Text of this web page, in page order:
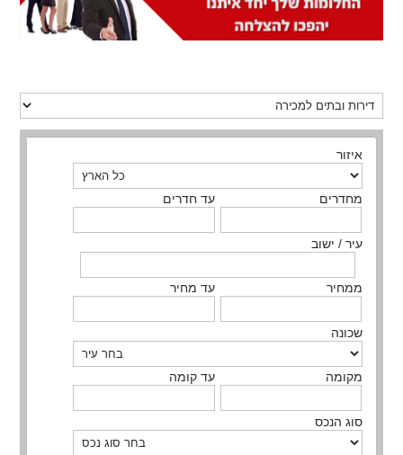
איזור
מחדרים עד חדרים
עיר / ישוב
ממחיר עד מחיר
שכונה
מקומה עד קומה
סוג הנכס